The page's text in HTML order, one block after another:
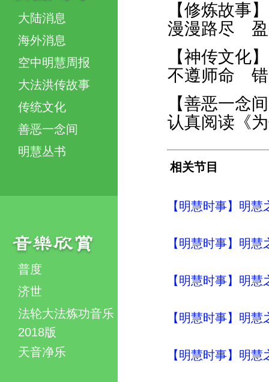
大陆消息
海外消息
空中明慧周报
大法洪传故事
传统文化
善恶一念间
明慧丛书
普度
济世
法轮大法炼功音乐
2018版
天音净乐
【修炼故事】
漫漫路尽 盈
【神传文化】
不遵师命 错
【善恶一念
认真阅读《
相关节目
【明慧时事】明
【明慧时事】明
【明慧时事】明
【明慧时事】明
【明慧时事】明